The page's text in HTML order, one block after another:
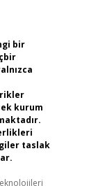
bir
kurum
taslak